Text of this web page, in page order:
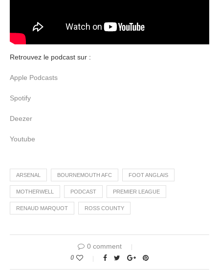
Retrouvez le podcast sur :
Apple Podcasts
Spotify
Deezer
Youtube
ARSENAL BOURNEMOUTH AFC FOOT ANGLAIS
MOTHERWELL PODCAST PREMIER LEAGUE
RENAUD MARQUOT ROSS COUNTY
0 comment
0